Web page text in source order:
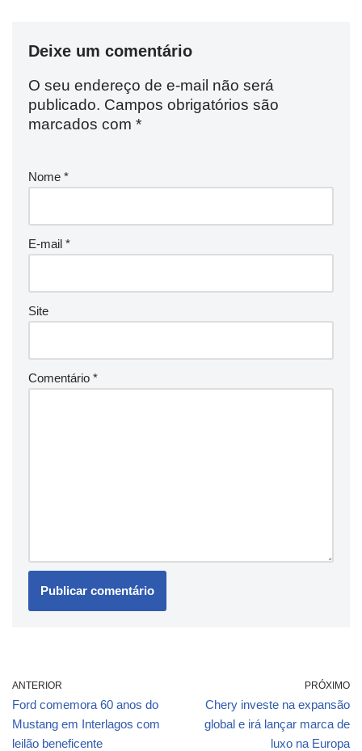
Deixe um comentário
O seu endereço de e-mail não será
publicado. Campos obrigatórios são
marcados com *
Nome *
E-mail *
Site
Comentário *
ANTERIOR
Ford comemora 60 anos do
Mustang em Interlagos com
leilão beneficente
PRÓXIMO
Chery investe na expansão
global e irá lançar marca de
luxo na Europa